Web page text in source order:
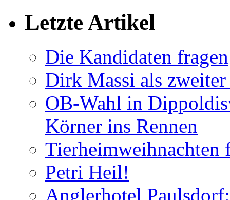
Letzte Artikel
Die Kandidaten fragen
Dirk Massi als
OB-Wahl in
Körner ins Rennen
Tierheimweihnachten
Petri Heil!
Anglerhotel